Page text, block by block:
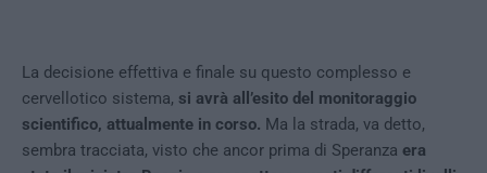
La decisione effettiva e finale su questo complesso e
cervellotico sistema, si avrà all’esito del monitoraggio
scientifico, attualmente in corso. Ma la strada, va detto,
sembra tracciata, visto che ancor prima di Speranza era